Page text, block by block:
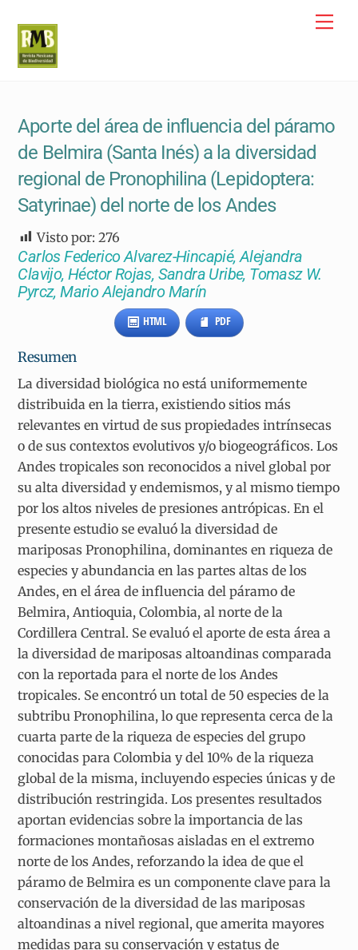
content
Aporte del área de influencia del páramo
de Belmira (Santa Inés) a la diversidad
regional de Pronophilina (Lepidoptera:
Satyrinae) del norte de los Andes
Visto por: 276
Carlos Federico Alvarez-Hincapié, Alejandra
Clavijo, Héctor Rojas, Sandra Uribe, Tomasz W.
Pyrcz, Mario Alejandro Marín
HTML PDF
Resumen
La diversidad biológica no está uniformemente
distribuida en la tierra, existiendo sitios más
relevantes en virtud de sus propiedades intrínsecas
o de sus contextos evolutivos y/o biogeográficos. Los
Andes tropicales son reconocidos a nivel global por
su alta diversidad y endemismos, y al mismo tiempo
por los altos niveles de presiones antrópicas. En el
presente estudio se evaluó la diversidad de
mariposas Pronophilina, dominantes en riqueza de
especies y abundancia en las partes altas de los
Andes, en el área de influencia del páramo de
Belmira, Antioquia, Colombia, al norte de la
Cordillera Central. Se evaluó el aporte de esta área a
la diversidad de mariposas altoandinas comparada
con la reportada para el norte de los Andes
tropicales. Se encontró un total de 50 especies de la
subtribu Pronophilina, lo que representa cerca de la
cuarta parte de la riqueza de especies del grupo
conocidas para Colombia y del 10% de la riqueza
global de la misma, incluyendo especies únicas y de
distribución restringida. Los presentes resultados
aportan evidencias sobre la importancia de las
formaciones montañosas aisladas en el extremo
norte de los Andes, reforzando la idea de que el
páramo de Belmira es un componente clave para la
conservación de la diversidad de las mariposas
altoandinas a nivel regional, que amerita mayores
medidas para su conservación y estatus de